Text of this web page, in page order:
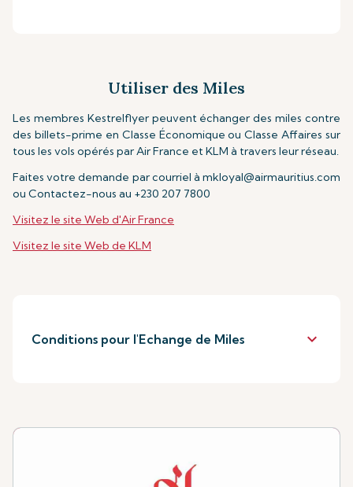
Utiliser des Miles
Les membres Kestrelflyer peuvent échanger des miles contre
des billets-prime en Classe Économique ou Classe Affaires sur
tous les vols opérés par Air France et KLM à travers leur réseau.
Faites votre demande par courriel à mkloyal@airmauritius.com
ou Contactez-nous au +230 207 7800
Visitez le site Web d'Air France
Visitez le site Web de KLM
Conditions pour l'Echange de Miles keyboard_arrow_down